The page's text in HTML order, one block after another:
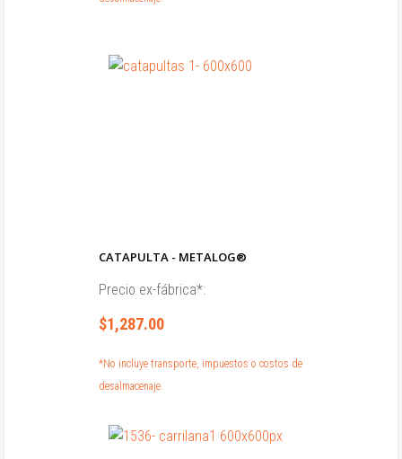
CATAPULTA - METALOG®
Precio ex-fábrica*:
$1,287.00
*No incluye transporte, impuestos o costos de
desalmacenaje.